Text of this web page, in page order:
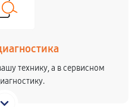
технику, а в сервисном